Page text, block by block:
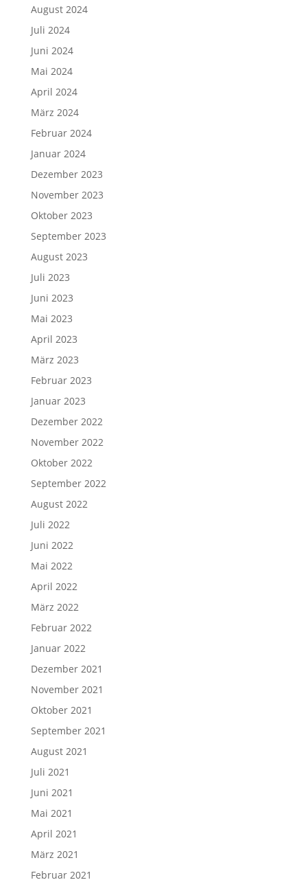
August 2024
Juli 2024
Juni 2024
Mai 2024
April 2024
März 2024
Februar 2024
Januar 2024
Dezember 2023
November 2023
Oktober 2023
September 2023
August 2023
Juli 2023
Juni 2023
Mai 2023
April 2023
März 2023
Februar 2023
Januar 2023
Dezember 2022
November 2022
Oktober 2022
September 2022
August 2022
Juli 2022
Juni 2022
Mai 2022
April 2022
März 2022
Februar 2022
Januar 2022
Dezember 2021
November 2021
Oktober 2021
September 2021
August 2021
Juli 2021
Juni 2021
Mai 2021
April 2021
März 2021
Februar 2021